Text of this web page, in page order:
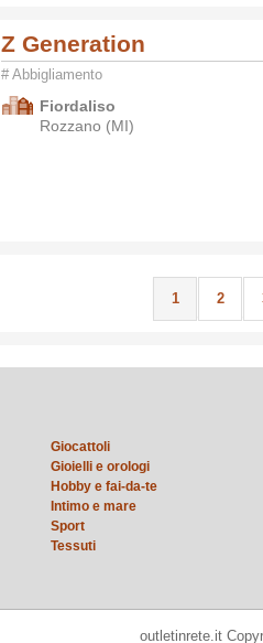
Z Generation
# Abbigliamento
Fiordaliso
Rozzano (MI)
1 2
Giocattoli
Gioielli e orologi
Hobby e fai-da-te
Intimo e mare
Sport
Tessuti
outletinrete.it